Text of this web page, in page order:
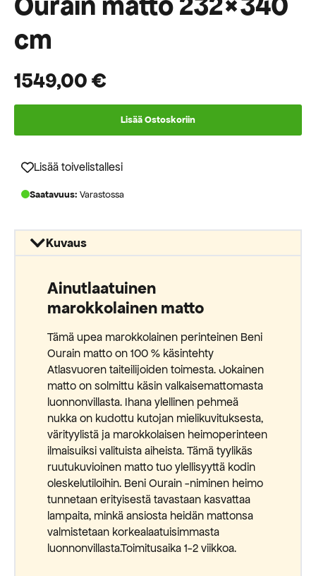
cm
1549,00€
Lisää Ostoskoriin
Lisää toivelistallesi
Saatavuus: Varastossa
Kuvaus
Ainutlaatuinen
marokkolainen matto
Tämä upea marokkolainen perinteinen Beni
Ourain matto on 100 % käsintehty
Atlasvuoren taiteilijoiden toimesta. Jokainen
matto on solmittu käsin valkaisemattomasta
luonnonvillasta. Ihana ylellinen pehmeä
nukka on kudottu kutojan mielikuvituksesta,
värityylistä ja marokkolaisen heimoperinteen
ilmaisuiksi valituista aiheista. Tämä tyylikäs
ruutukuvioinen matto tuo ylellisyyttä kodin
oleskelutiloihin. Beni Ourain -niminen heimo
tunnetaan erityisestä tavastaan kasvattaa
lampaita, minkä ansiosta heidän mattonsa
valmistetaan korkealaatuisimmasta
luonnonvillasta.Toimitusaika 1-2 viikkoa.